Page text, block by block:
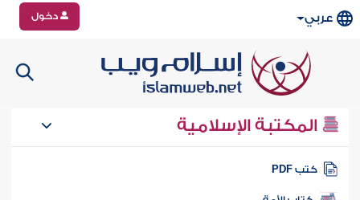
عربي دخول
المكتبة الإسلامية
كتب PDF